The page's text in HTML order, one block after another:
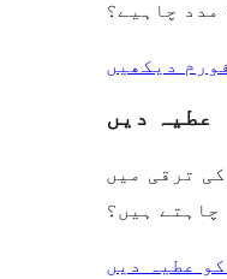
مدد چاہیے؟
دیکھیں
عطیہ دیں
ترقی میں
چاہتے ہیں؟
عطیہ دیں